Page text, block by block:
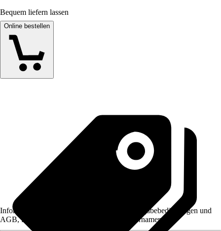
Bequem liefern lassen
Online bestellen
Informationen des Verkäufers, wie z. B. Rückgabebedingungen und
AGB, finden Sie bei Klick auf den Verkäufernamen.